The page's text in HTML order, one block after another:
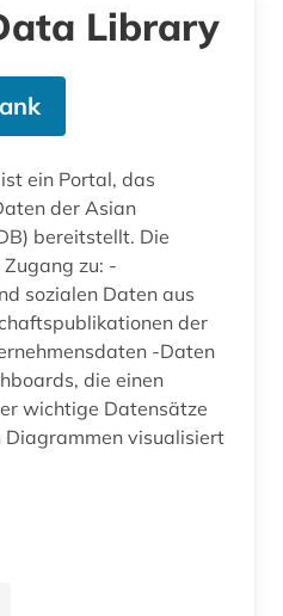
Library
ein Portal, das
der Asian
bereitstellt. Die
zu: -
sozialen Daten aus
der
die einen
wichtige Datensätze
Diagrammen visualisiert